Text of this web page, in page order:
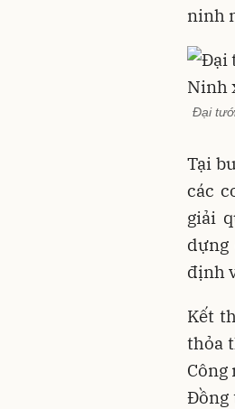
ninh
Đại
Tại
các
giải
dựng
định
Kết
thỏa
Đồng